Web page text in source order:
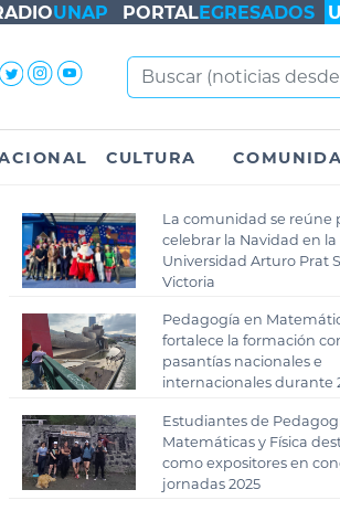
UNAP PORTALEGRESADOS
CULTURA
La comunidad se reúne
celebrar la Navidad en la
Universidad Arturo Prat
Victoria
Pedagogía en
fortalece la formación
pasantías nacionales e
internacionales durante
Estudiantes de
Matemáticas y Física
como expositores en
jornadas 2025